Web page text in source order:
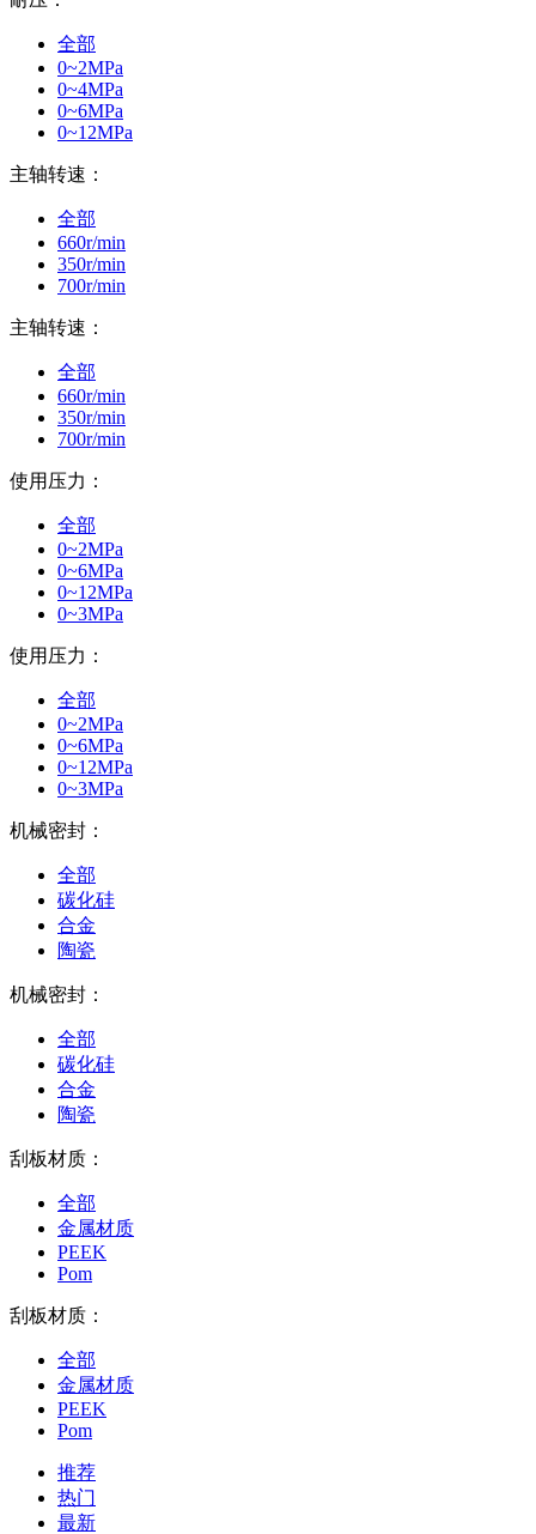
全部
0~2MPa
0~4MPa
0~6MPa
0~12MPa
主轴转速：
全部
660r/min
350r/min
700r/min
主轴转速：
全部
660r/min
350r/min
700r/min
使用压力：
全部
0~2MPa
0~6MPa
0~12MPa
0~3MPa
使用压力：
全部
0~2MPa
0~6MPa
0~12MPa
0~3MPa
机械密封：
全部
碳化硅
合金
陶瓷
机械密封：
全部
碳化硅
合金
陶瓷
刮板材质：
全部
金属材质
PEEK
Pom
刮板材质：
全部
金属材质
PEEK
Pom
推荐
热门
最新